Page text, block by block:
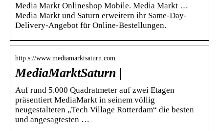
Media Markt Onlineshop Mobile. Media Markt …
Media Markt und Saturn erweitern ihr Same-Day-
Delivery-Angebot für Online-Bestellungen.
http s://www.mediamarktsaturn.com
MediaMarktSaturn |
Auf rund 5.000 Quadratmeter auf zwei Etagen
präsentiert MediaMarkt in seinem völlig
neugestalteten „Tech Village Rotterdam“ die besten
und angesagtesten …